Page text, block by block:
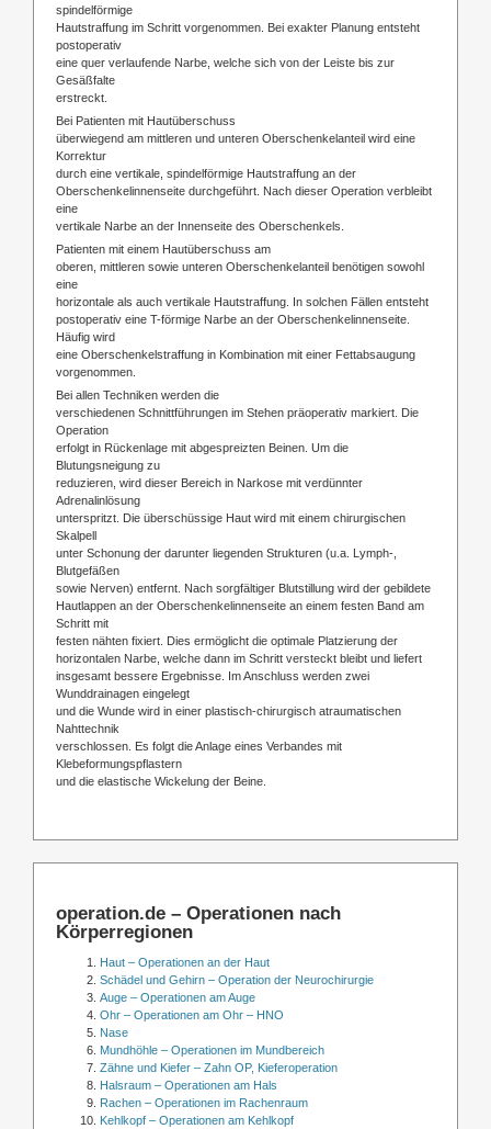
spindelförmige
Hautstraffung im Schritt vorgenommen. Bei exakter Planung entsteht
postoperativ
eine quer verlaufende Narbe, welche sich von der Leiste bis zur
Gesäßfalte
erstreckt.
Bei Patienten mit Hautüberschuss
überwiegend am mittleren und unteren Oberschenkelanteil wird eine
Korrektur
durch eine vertikale, spindelförmige Hautstraffung an der
Oberschenkelinnenseite durchgeführt. Nach dieser Operation verbleibt
eine
vertikale Narbe an der Innenseite des Oberschenkels.
Patienten mit einem Hautüberschuss am
oberen, mittleren sowie unteren Oberschenkelanteil benötigen sowohl
eine
horizontale als auch vertikale Hautstraffung. In solchen Fällen entsteht
postoperativ eine T-förmige Narbe an der Oberschenkelinnenseite.
Häufig wird
eine Oberschenkelstraffung in Kombination mit einer Fettabsaugung
vorgenommen.
Bei allen Techniken werden die
verschiedenen Schnittführungen im Stehen präoperativ markiert. Die
Operation
erfolgt in Rückenlage mit abgespreizten Beinen. Um die
Blutungsneigung zu
reduzieren, wird dieser Bereich in Narkose mit verdünnter
Adrenalinlösung
unterspritzt. Die überschüssige Haut wird mit einem chirurgischen
Skalpell
unter Schonung der darunter liegenden Strukturen (u.a. Lymph-,
Blutgefäßen
sowie Nerven) entfernt. Nach sorgfältiger Blutstillung wird der gebildete
Hautlappen an der Oberschenkelinnenseite an einem festen Band am
Schritt mit
festen nähten fixiert. Dies ermöglicht die optimale Platzierung der
horizontalen Narbe, welche dann im Schritt versteckt bleibt und liefert
insgesamt bessere Ergebnisse. Im Anschluss werden zwei
Wunddrainagen eingelegt
und die Wunde wird in einer plastisch-chirurgisch atraumatischen
Nahttechnik
verschlossen. Es folgt die Anlage eines Verbandes mit
Klebeformungspflastern
und die elastische Wickelung der Beine.
operation.de – Operationen nach
Körperregionen
Haut – Operationen an der Haut
Schädel und Gehirn – Operation der Neurochirurgie
Auge – Operationen am Auge
Ohr – Operationen am Ohr – HNO
Nase
Mundhöhle – Operationen im Mundbereich
Zähne und Kiefer – Zahn OP, Kieferoperation
Halsraum – Operationen am Hals
Rachen – Operationen im Rachenraum
Kehlkopf – Operationen am Kehlkopf